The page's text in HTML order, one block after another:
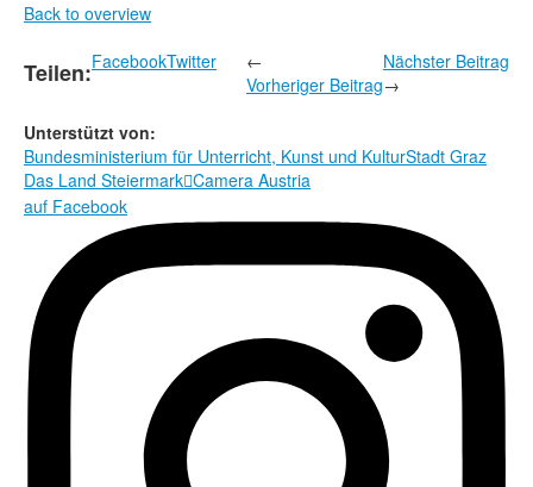
Back to overview
Teilen:FacebookTwitter
←
Vorheriger Beitrag
Nächster Beitrag
→
Unterstützt von:
Bundesministerium für Unterricht, Kunst und KulturStadt Graz
Das Land SteiermarkCamera Austria
auf Facebook